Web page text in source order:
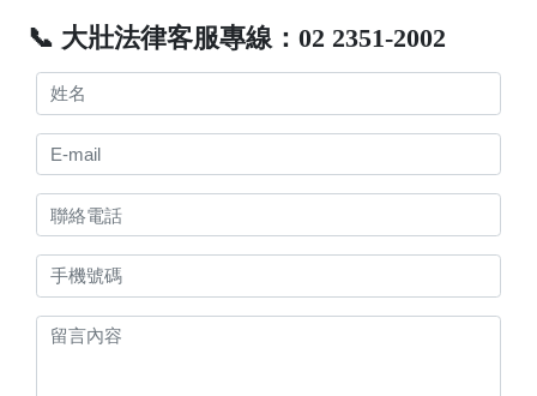
📞 大壯法律客服專線：02 2351-2002